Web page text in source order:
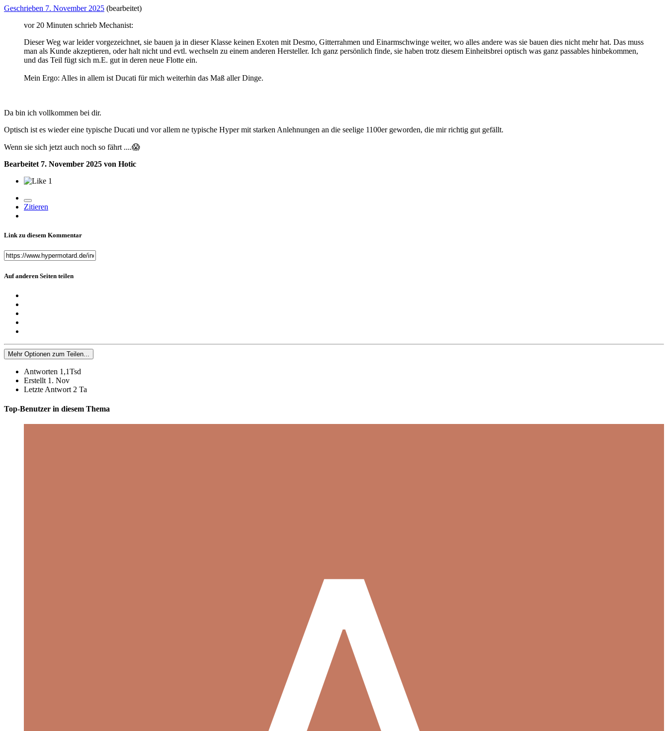
Geschrieben 7. November 2025 (bearbeitet)
vor 20 Minuten schrieb Mechanist:
Dieser Weg war leider vorgezeichnet, sie bauen ja in dieser Klasse keinen Exoten mit Desmo, Gitterrahmen und Einarmschwinge weiter, wo alles andere was sie bauen dies nicht mehr hat. Das muss
man als Kunde akzeptieren, oder halt nicht und evtl. wechseln zu einem anderen Hersteller. Ich ganz persönlich finde, sie haben trotz diesem Einheitsbrei optisch was ganz passables hinbekommen,
und das Teil fügt sich m.E. gut in deren neue Flotte ein.
Mein Ergo: Alles in allem ist Ducati für mich weiterhin das Maß aller Dinge.
Da bin ich vollkommen bei dir.
Optisch ist es wieder eine typische Ducati und vor allem ne typische Hyper mit starken Anlehnungen an die seelige 1100er geworden, die mir richtig gut gefällt.
Wenn sie sich jetzt auch noch so fährt ....😱
Bearbeitet 7. November 2025 von Hotic
1
Zitieren
Link zu diesem Kommentar
Auf anderen Seiten teilen
Mehr Optionen zum Teilen...
Antworten 1,1Tsd
Erstellt 1. Nov
Letzte Antwort 2 Ta
Top-Benutzer in diesem Thema